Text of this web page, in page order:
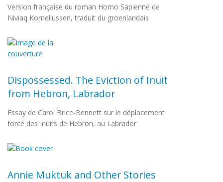
Version française du roman Homo Sapienne de
Niviaq Korneliussen, traduit du groenlandais
Dispossessed. The Eviction of Inuit
from Hebron, Labrador
Essay de Carol Brice-Bennett sur le déplacement
forcé des Inuits de Hebron, au Labrador
Annie Muktuk and Other Stories